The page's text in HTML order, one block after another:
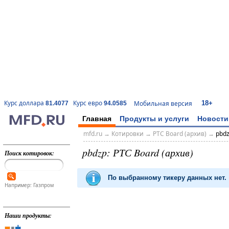
Курс доллара 81.4077 Курс евро 94.0585 Мобильная версия 18+
Главная Продукты и услуги Новости
Поиск котировок:
Например: Газпром
Наши продукты:
mfd.ru→ Котировки → РТС Board (архив) →
pbdzp: РТС Board (архив)
По выбранному тикеру данных нет.